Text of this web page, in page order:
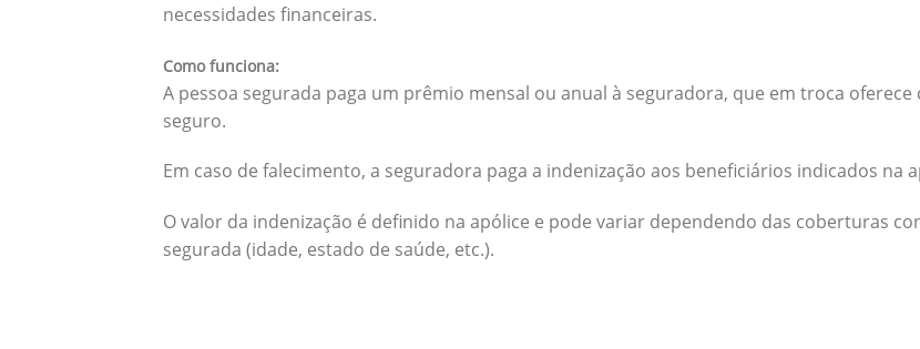
necessidades financeiras.
Como funciona:
A pessoa segurada paga um prêmio mensal ou anual à seguradora, que em troca
seguro.
Em caso de falecimento, a seguradora paga a indenização aos beneficiários indicados na
O valor da indenização é definido na apólice e pode variar dependendo das coberturas
segurada (idade, estado de saúde, etc.).